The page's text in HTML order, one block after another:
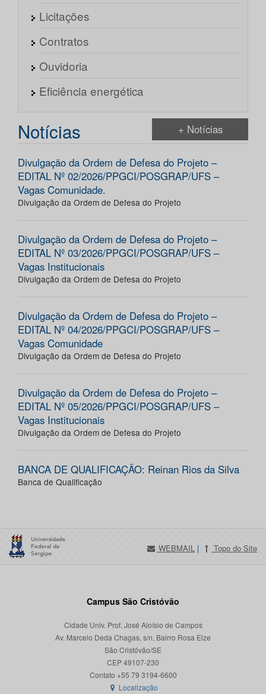
Licitações
Contratos
Ouvidoria
Eficiência energética
Notícias + Notícias
Divulgação da Ordem de Defesa do Projeto –
EDITAL Nº 02/2026/PPGCI/POSGRAP/UFS –
Vagas Comunidade.
Divulgação da Ordem de Defesa do Projeto
Divulgação da Ordem de Defesa do Projeto –
EDITAL Nº 03/2026/PPGCI/POSGRAP/UFS –
Vagas Institucionais
Divulgação da Ordem de Defesa do Projeto
Divulgação da Ordem de Defesa do Projeto –
EDITAL Nº 04/2026/PPGCI/POSGRAP/UFS –
Vagas Comunidade
Divulgação da Ordem de Defesa do Projeto
Divulgação da Ordem de Defesa do Projeto –
EDITAL Nº 05/2026/PPGCI/POSGRAP/UFS –
Vagas Institucionais
Divulgação da Ordem de Defesa do Projeto
BANCA DE QUALIFICAÇÃO: Reinan Rios da Silva
Banca de Qualificação
WEBMAIL | Topo do Site
Campus São Cristóvão
Cidade Univ. Prof. José Aloísio de Campos
Av. Marcelo Deda Chagas, s/n, Bairro Rosa Elze
São Cristóvão/SE
CEP 49107-230
Localização